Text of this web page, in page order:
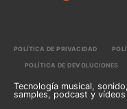
POLÍTICA DE PRIVACIDAD
POLÍTICA DE DEVOLUCIONES
Tecnología musical,
samples, podcast y